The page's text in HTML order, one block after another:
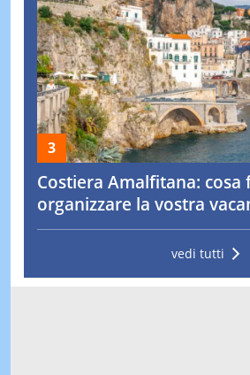
Costiera Amalfitana: cosa
organizzare la vostra
vedi tutti